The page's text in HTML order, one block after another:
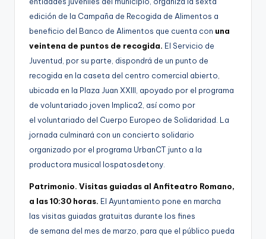
edición de la Campaña de Recogida de Alimentos a
beneficio del Banco de Alimentos que cuenta con una
veintena de puntos de recogida. El Servicio de
Juventud, por su parte, dispondrá de un punto de
recogida en la caseta del centro comercial abierto,
ubicada en la Plaza Juan XXIII, apoyado por el programa
de voluntariado joven Implica2, así como por
el voluntariado del Cuerpo Europeo de Solidaridad. La
jornada culminará con un concierto solidario
organizado por el programa UrbanCT junto a la
productora musical lospatosdetony.
Patrimonio. Visitas guiadas al Anfiteatro Romano,
a las 10:30 horas. El Ayuntamiento pone en marcha
las visitas guiadas gratuitas durante los fines
de semana del mes de marzo, para que el público pueda